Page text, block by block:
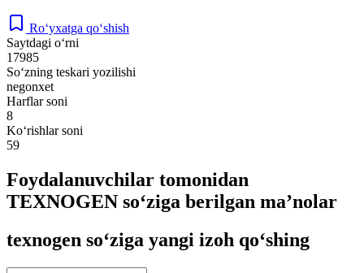
Ro‘yxatga qo‘shish
Saytdagi o‘rni
17985
So‘zning teskari yozilishi
negonxet
Harflar soni
8
Ko‘rishlar soni
59
Foydalanuvchilar tomonidan
TEXNOGEN so‘ziga berilgan ma’nolar
texnogen so‘ziga yangi izoh qo‘shing